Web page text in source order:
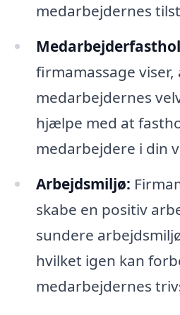
medarbejdernes
firmamassage
medarbejdernes
hjælpe med at
medarbejdere i din
Arbejdsmiljø:
skabe en positiv
sundere
hvilket igen kan
medarbejdernes